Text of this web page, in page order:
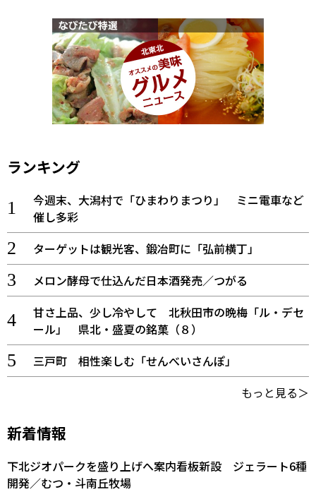
ランキング
今週末、大潟村で「ひまわりまつり」 ミニ電車など
催し多彩
ターゲットは観光客、鍛冶町に「弘前横丁」
メロン酵母で仕込んだ日本酒発売／つがる
甘さ上品、少し冷やして 北秋田市の晩梅「ル・デセ
ール」 県北・盛夏の銘菓（８）
三戸町 相性楽しむ「せんべいさんぽ」
もっと見る＞
新着情報
下北ジオパークを盛り上げへ案内看板新設 ジェラート6種
開発／むつ・斗南丘牧場